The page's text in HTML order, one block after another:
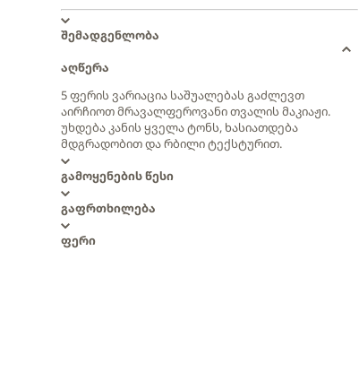
შემადგენლობა
აღწერა
5 ფერის ვარიაცია საშუალებას გაძლევთ
აირჩიოთ მრავალფეროვანი თვალის მაკიაჟი.
უხდება კანის ყველა ტონს, ხასიათდება
მდგრადობით და რბილი ტექსტურით.
გამოყენების წესი
გაფრთხილება
ფერი